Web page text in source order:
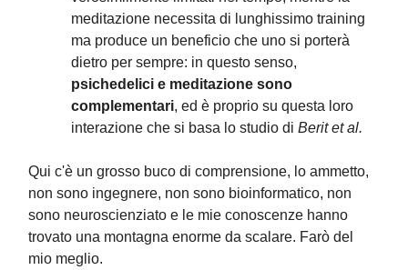
meditazione necessita di lunghissimo training
ma produce un beneficio che uno si porterà
dietro per sempre: in questo senso,
psichedelici e meditazione sono
complementari, ed è proprio su questa loro
interazione che si basa lo studio di Berit et al.
Qui c'è un grosso buco di comprensione, lo ammetto,
non sono ingegnere, non sono bioinformatico, non
sono neuroscienziato e le mie conoscenze hanno
trovato una montagna enorme da scalare. Farò del
mio meglio.